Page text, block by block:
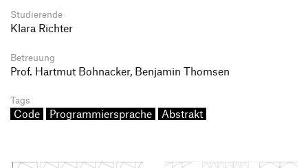
Studierende
Klara Richter
Betreuung
Prof. Hartmut Bohnacker, Benjamin Thomsen
Tags
Code Programmiersprache Abstrakt